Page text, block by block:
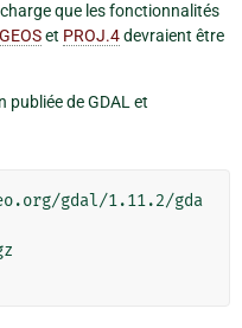
que les fonctionnalités
GEOSet PROJ.4devraient être
publiée de GDAL et
gdal/1.11.2/gda